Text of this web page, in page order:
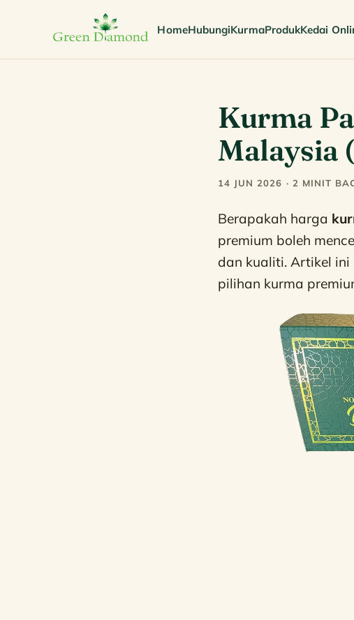
HomeHubungiKurmaProdukKedai
Kurma
Malaysia
14 JUN 2026 · 2 MINIT
Berapakah harga
premium boleh
dan kualiti. Artikel
pilihan kurma